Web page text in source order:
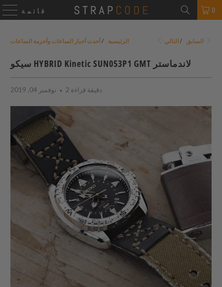
قائمة 0
الرئيسية / أحدث أخبار الساعات وأحزمة الساعات السابق /
سيكو HYBRID Kinetic SUN053P1 GMT لاندماستر
نوفمبر 04, 2019 2 دقيقة قراءة